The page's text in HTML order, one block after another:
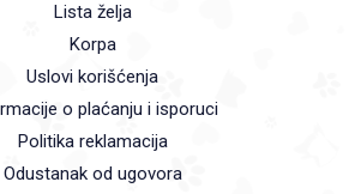
Lista želja
Korpa
Uslovi korišćenja
o plaćanju i isporuci
Politika reklamacija
Odustanak od ugovora